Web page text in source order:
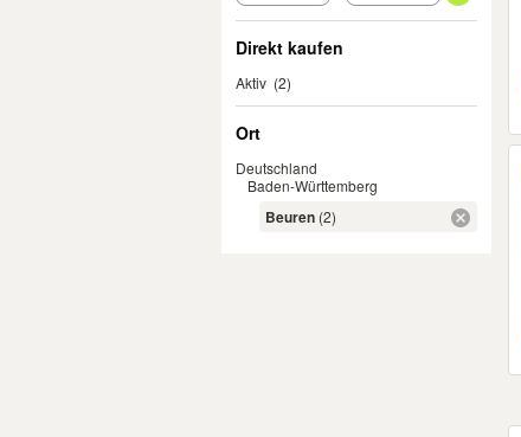
Direkt kaufen
Aktiv (2)
Ort
Deutschland
Baden-Württemberg
Beuren (2)